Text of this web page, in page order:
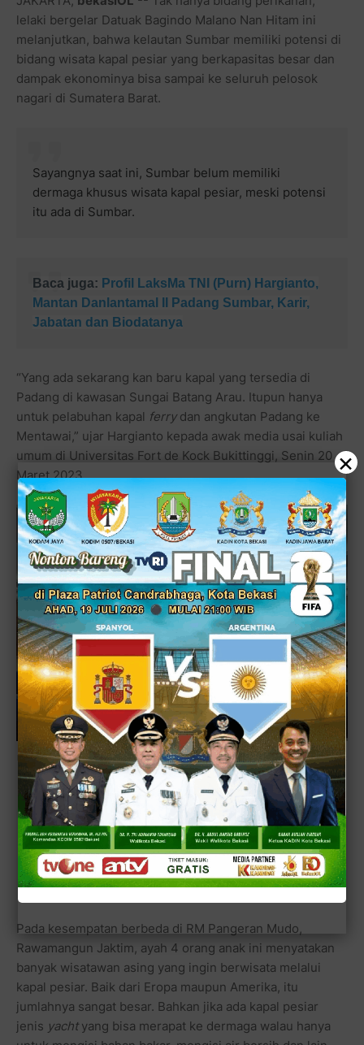
lelaki bergelar Datuak Bagindo Malano Nan Hitam ini
melanjutkan, bahwa kelautan Sumbar memiliki potensi di
bidang wisata kapal pesiar yang berkapasitas besar dan
dampak ekonominya bisa sampai ke seluruh pelosok
nagari di Sumatera Barat.
Sayangnya saat ini, Sumbar belum memiliki
dermaga khusus wisata kapal pesiar, meski potensi
itu ada di Sumbar.
Baca juga: Profil LaksMa TNI (Purn) Hargianto,
Mantan Danlantamal II Padang Sumbar, Karir,
Jabatan dan Biodatanya
“Yang ada sekarang kan baru kapal yang tersedia di
Padang di kawasan Sungai Batang Arau. Itupun hanya
untuk pelabuhan kapal ferrydan angkutan Padang ke
Mentawai,” ujar Hargianto kepada awak media usai kuliah
umum di Universitas Fort de Kock Bukittinggi, Senin 20
Maret 2023.
Hargianto foto bersama usai kuliah umum di Universitas Fort de Kock Bukittinggi, Senin 20 Maret
2023 (Foto: Haswandi/KS)
Baca juga:LaksMa TNI (Purn) Hargianto, Tokoh
Banuhampu Ini Melepas Rang Agam Se-Dunia
Pulang Basamo 2023 dari JakUt
Pada kesempatan berbeda di RM Pangeran Mudo,
Rawamangun Jaktim, ayah 4 orang anak ini menyatakan
banyak wisatawan asing yang ingin berwisata melalui
kapal pesiar. Baik dari Eropa maupun Amerika, itu
jumlahnya sangat besar. Bahkan jika ada kapal pesiar
jenis yachtyang bisa merapat ke dermaga walau hanya
×